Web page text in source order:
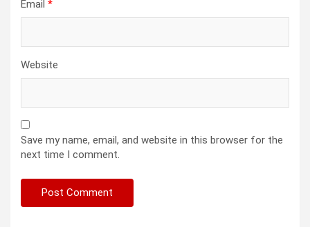
Email *
Website
Save my name, email, and website in this browser for the
next time I comment.